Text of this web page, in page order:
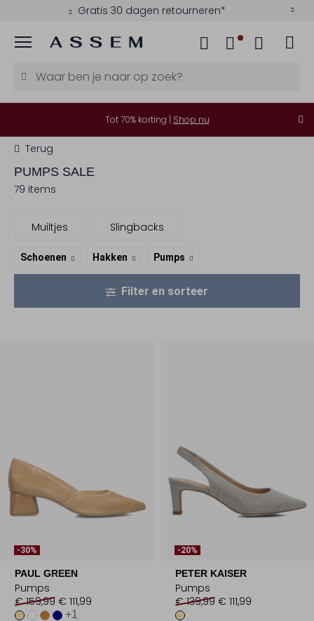
Gratis 30 dagen retourneren*
Menu
Tot 70% korting | Shop nu
Terug
PUMPS SALE
79 items
Muiltjes Slingbacks
Schoenen Hakken Pumps
Filter en sorteer
-30%
PAUL GREEN
Pumps
€ 159,99 € 111,99
+1
-20%
PETER KAISER
Pumps
€ 139,99 € 111,99